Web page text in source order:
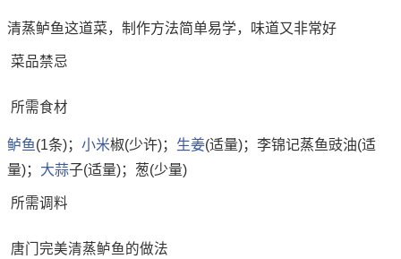
清蒸鲈鱼这道菜，制作方法简单易学，味道又非常好
菜品禁忌
所需食材
鲈鱼(1条)； 小米椒(少许)； 生姜(适量)；李锦记蒸鱼豉油(适
量)； 大蒜子(适量)；葱(少量)
所需调料
唐门完美清蒸鲈鱼的做法